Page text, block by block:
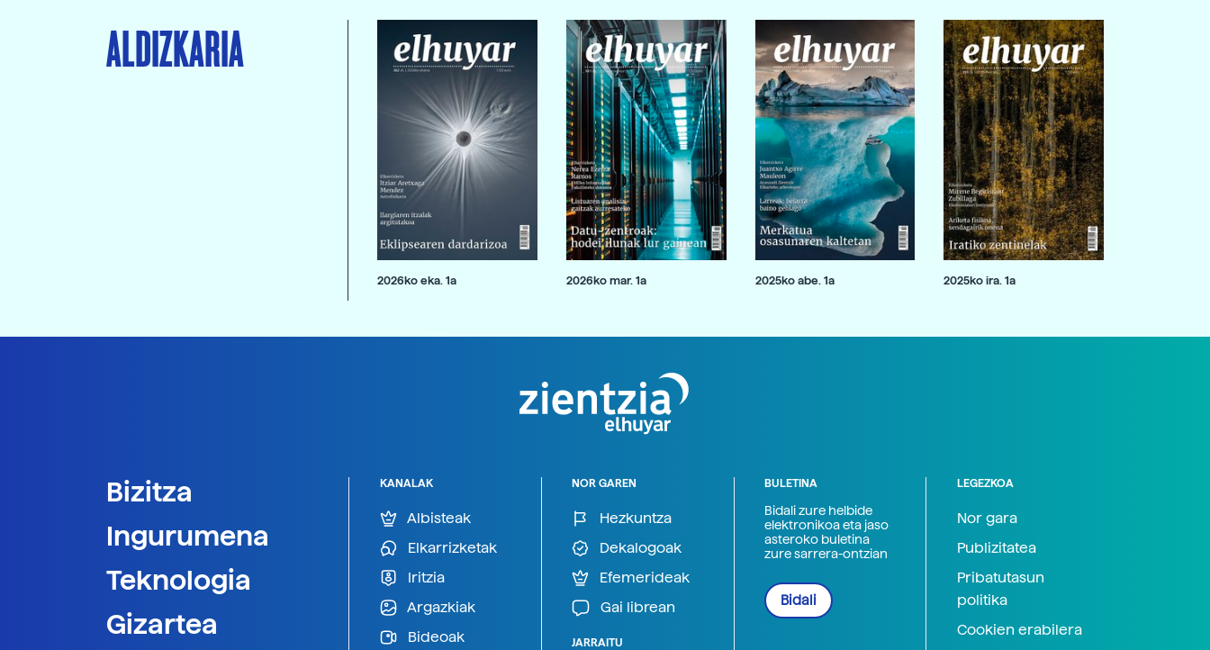
ALDIZKARIA
2026ko eka. 1a 2026ko mar. 1a 2025ko abe. 1a 2025ko ira. 1a
Bizitza
Ingurumena
Teknologia
Gizartea
KANALAK
Albisteak
Elkarrizketak
Iritzia
Argazkiak
Bideoak
NOR GAREN
Hezkuntza
Dekalogoak
Efemerideak
Gai librean
JARRAITU
BULETINA
Bidali zure helbide
elektronikoa eta jaso
asteroko buletina
zure sarrera-ontzian
Bidali
LEGEZKOA
Nor gara
Publizitatea
Pribatutasun
politika
Cookien erabilera